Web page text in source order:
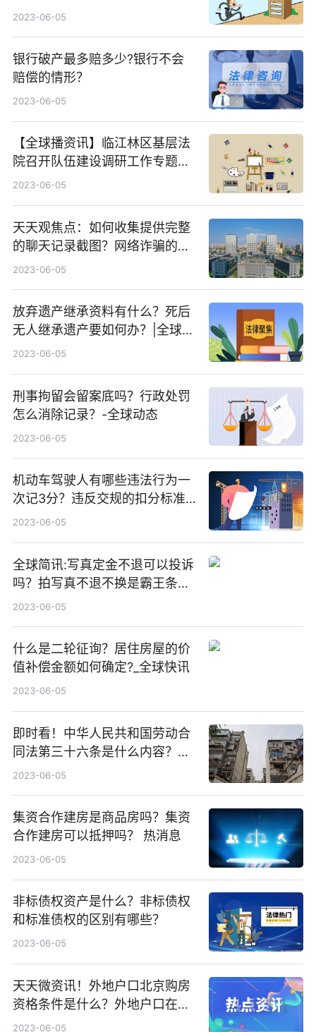
些器具？|全球今日讯
2023-06-05
银行破产最多赔多少?银行不会
赔偿的情形？
2023-06-05
【全球播资讯】临江林区基层法
院召开队伍建设调研工作专题研
讨会
2023-06-05
天天观焦点：如何收集提供完整
的聊天记录截图？网络诈骗的举
报流程是什么？
2023-06-05
放弃遗产继承资料有什么？死后
无人继承遗产要如何办？|全球新
消息
2023-06-05
刑事拘留会留案底吗？行政处罚
怎么消除记录？-全球动态
2023-06-05
机动车驾驶人有哪些违法行为一
次记3分？违反交规的扣分标准
是什么？-全球实时
2023-06-05
全球简讯:写真定金不退可以投诉
吗？拍写真不退不换是霸王条款
吗？
2023-06-05
什么是二轮征询？居住房屋的价
值补偿金额如何确定?_全球快讯
2023-06-05
即时看！中华人民共和国劳动合
同法第三十六条是什么内容？解
除劳动合同的流程是什么？
2023-06-05
集资合作建房是商品房吗？集资
合作建房可以抵押吗？ 热消息
2023-06-05
非标债权资产是什么？非标债权
和标准债权的区别有哪些？
2023-06-05
天天微资讯！外地户口北京购房
资格条件是什么？外地户口在北
京有房产证孩子就可以上学吗？
2023-06-05